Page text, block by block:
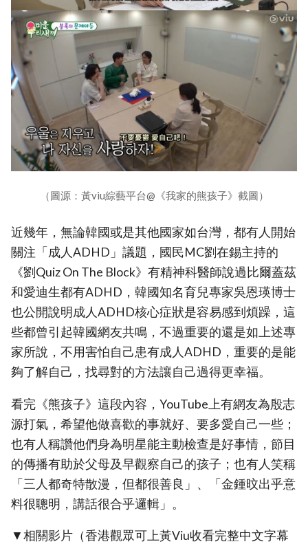
（圖源：黃viu綜藝平台@《我家的熊孩子》截圖）
近幾年，無論韓國或是其他國家如台灣，都有人開始
關注「成人ADHD」議題，國民MC劉在錫主持的
《劉Quiz On The Block》有精神科醫師說過比爾蓋茲
和愛迪生都有ADHD，韓國知名育兒專家吳恩瑛博士
也公開說明成人ADHD核心症狀是容易感到煩躁，這
些都曾引起韓國網友共鳴，不過重要的還是如上述專
家所說，不用害怕自己患有成人ADHD，重要的是能
夠了解自己，找尋對的方法讓自己過得更幸福。
看完《熊孩子》這段內容，YouTube上有網友為殷志
源打氣，希望他做喜歡的事就好、要多愛自己一些；
也有人稱讚他們身為明星能主動檢查是好事情，節目
的傳播有助於父母及早觀察自己的孩子；也有人笑稱
「三人都奇特散漫，但都很善良」、「金鍾旼出乎意
料很聰明，講話很合乎邏輯」。
▼相關影片（香港觀眾可上黃Viu收看完整中文字幕